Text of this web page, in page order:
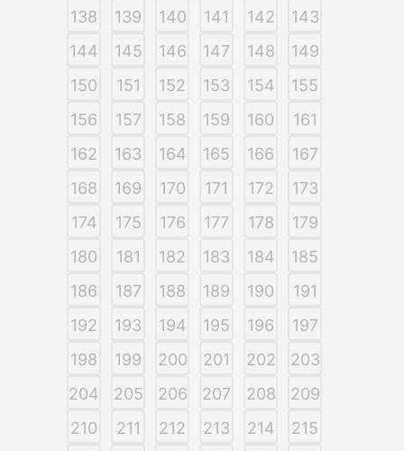
138
139 140 141 142
143
144
145 146 147 148
149
150
151 152 153 154
155
156
157 158 159 160
161
162
163 164 165 166
167
168
169 170 171 172
173
174
175 176 177 178
179
180
181 182 183 184
185
186
187 188 189 190
191
192
193 194 195 196
197
198
199 200 201 202
203
204
205 206 207 208
209
210
211 212 213 214
215